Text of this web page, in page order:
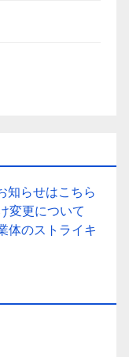
知らせはこちら
変更について
体のストライキ